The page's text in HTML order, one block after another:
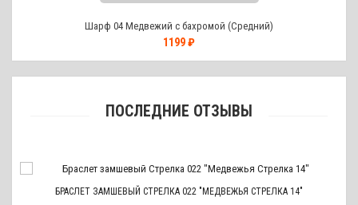
Шарф 04 Медвежий с бахромой (Средний)
1199 ₽
ПОСЛЕДНИЕ ОТЗЫВЫ
БРАСЛЕТ ЗАМШЕВЫЙ СТРЕЛКА 022 "МЕДВЕЖЬЯ СТРЕЛКА 14"